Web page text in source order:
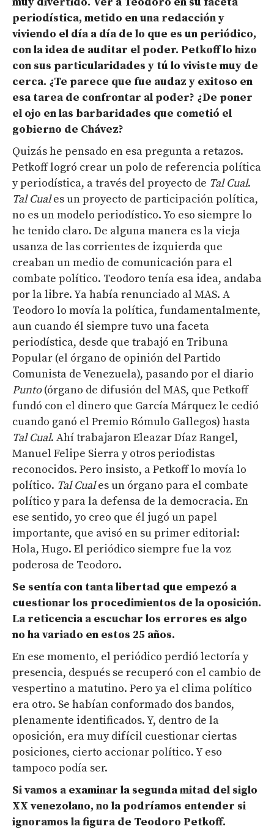
periodística, metido en una redacción y
viviendo el día a día de lo que es un periódico,
con la idea de auditar el poder. Petkoff lo hizo
con sus particularidades y tú lo viviste muy de
cerca. ¿Te parece que fue audaz y exitoso en
esa tarea de confrontar al poder? ¿De poner
el ojo en las barbaridades que cometió el
gobierno de Chávez?
Quizás he pensado en esa pregunta a retazos.
Petkoff logró crear un polo de referencia política
y periodística, a través del proyecto de Tal Cual.
Tal Cuales un proyecto de participación política,
no es un modelo periodístico. Yo eso siempre lo
he tenido claro. De alguna manera es la vieja
usanza de las corrientes de izquierda que
creaban un medio de comunicación para el
combate político. Teodoro tenía esa idea, andaba
por la libre. Ya había renunciado al MAS. A
Teodoro lo movía la política, fundamentalmente,
aun cuando él siempre tuvo una faceta
periodística, desde que trabajó en Tribuna
Popular (el órgano de opinión del Partido
Comunista de Venezuela), pasando por el diario
Punto(órgano de difusión del MAS, que Petkoff
fundó con el dinero que García Márquez le cedió
cuando ganó el Premio Rómulo Gallegos) hasta
Tal Cual. Ahí trabajaron Eleazar Díaz Rangel,
Manuel Felipe Sierra y otros periodistas
reconocidos. Pero insisto, a Petkoff lo movía lo
político. Tal Cuales un órgano para el combate
político y para la defensa de la democracia. En
ese sentido, yo creo que él jugó un papel
importante, que avisó en su primer editorial:
Hola, Hugo. El periódico siempre fue la voz
poderosa de Teodoro.
Se sentía con tanta libertad que empezó a
cuestionar los procedimientos de la oposición.
La reticencia a escuchar los errores es algo
no ha variado en estos 25 años.
En ese momento, el periódico perdió lectoría y
presencia, después se recuperó con el cambio de
vespertino a matutino. Pero ya el clima político
era otro. Se habían conformado dos bandos,
plenamente identificados. Y, dentro de la
oposición, era muy difícil cuestionar ciertas
posiciones, cierto accionar político. Y eso
tampoco podía ser.
Si vamos a examinar la segunda mitad del siglo
XX venezolano, no la podríamos entender si
ignoramos la figura de Teodoro Petkoff.